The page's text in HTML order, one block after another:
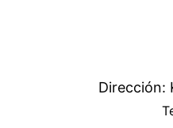
Dirección: